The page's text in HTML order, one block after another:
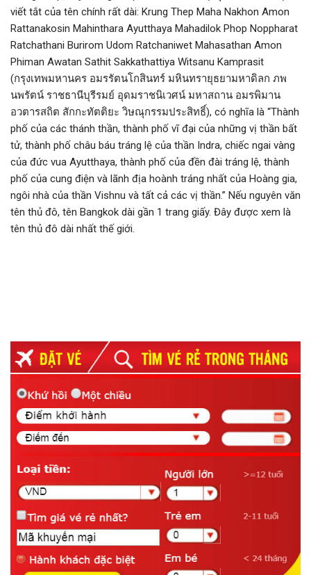
viết tắt của tên chính rất dài: Krung Thep Maha Nakhon Amon
Rattanakosin Mahinthara Ayutthaya Mahadilok Phop Noppharat
Ratchathani Burirom Udom Ratchaniwet Mahasathan Amon
Phiman Awatan Sathit Sakkathattiya Witsanu Kamprasit
(กรุงเทพมหานคร อมรรัตนโกสินทร์ มหินทรายุธยามหาดิลก ภพ
นพรัตน์ ราชธานีบุรีรมย์ อุดมราชนิเวศน์ มหาสถาน อมรพิมาน
อวตารสถิต สักกะทัตติยะ วิษณุกรรมประสิทธิ์), có nghĩa là “Thành
phố của các thánh thần, thành phố vĩ đại của những vị thần bất
tử, thành phố châu báu tráng lệ của thần Indra, chiếc ngai vàng
của đức vua Ayutthaya, thành phố của đền đài tráng lệ, thành
phố của cung điện và lãnh địa hoành tráng nhất của Hoàng gia,
ngôi nhà của thần Vishnu và tất cả các vị thần.” Nếu nguyên văn
tên thủ đô, tên Bangkok dài gần 1 trang giấy. Đây được xem là
tên thủ đô dài nhất thế giới.